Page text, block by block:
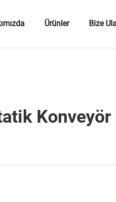
Ürünler Bize
Konveyör